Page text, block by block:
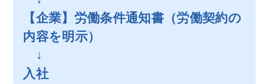
【企業】労働条件通知書（労働契約の
内容を明示）
↓
入社